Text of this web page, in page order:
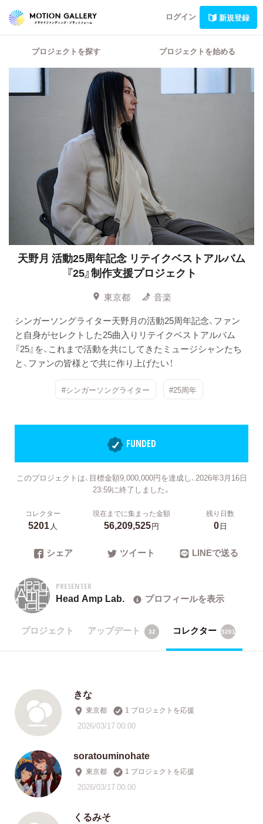
ログイン 新規登録
プロジェクトを探す プロジェクトを始める
天野月 活動25周年記念リテイクベストアルバム
『25』制作支援プロジェクト
東京都
音楽
シンガーソングライター天野月の活動25周年記念、ファン
と自身がセレクトした25曲入りリテイクベストアルバム
『25』を、これまで活動を共にしてきたミュージシャンたち
と、ファンの皆様とで共に作り上げたい！
#シンガーソングライター #25周年
FUNDED
このプロジェクトは、目標金額9,000,000円を達成し、2026年3月16日
23:59に終了しました。
コレクター
5201人
現在までに集まった金額
56,209,525円
残り日数
0日
シェア ツイート LINEで送る
PRESENTER
Head Amp Lab. プロフィールを表示
プロジェクト アップデート 32 コレクター 5201
きな
東京都 1 プロジェクトを応援
2026/03/17 00:00
soratouminohate
東京都 1 プロジェクトを応援
2026/03/17 00:00
くるみそ